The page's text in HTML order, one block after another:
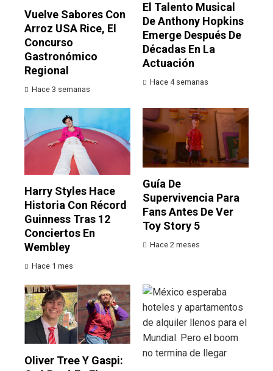
Vuelve Sabores Con
Arroz USA Rice, El
Concurso
Gastronómico
Regional
Hace 3 semanas
El Talento Musical
De Anthony Hopkins
Emerge Después De
Décadas En La
Actuación
Hace 4 semanas
Harry Styles Hace
Historia Con Récord
Guinness Tras 12
Conciertos En
Wembley
Hace 1 mes
Guía De
Supervivencia Para
Fans Antes De Ver
Toy Story 5
Hace 2 meses
Oliver Tree Y Gaspi: